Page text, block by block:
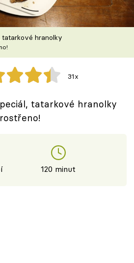
tatarkové hranolky
31x
tatarkové hranolky
120 minut